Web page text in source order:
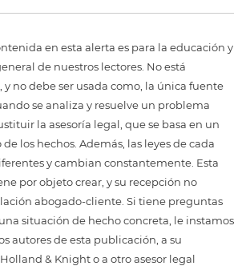
en esta alerta es para la educación y
de nuestros lectores. No está
y no debe ser usada como, la única fuente
se analiza y resuelve un problema
la asesoría legal, que se basa en un
los hechos. Además, las leyes de cada
y cambian constantemente. Esta
por objeto crear, y su recepción no
abogado-cliente. Si tiene preguntas
situación de hecho concreta, le instamos
autores de esta publicación, a su
& Knight o a otro asesor legal